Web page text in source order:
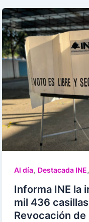
Al día, Destacada INE,
Informa INE la
mil 436
Revocación